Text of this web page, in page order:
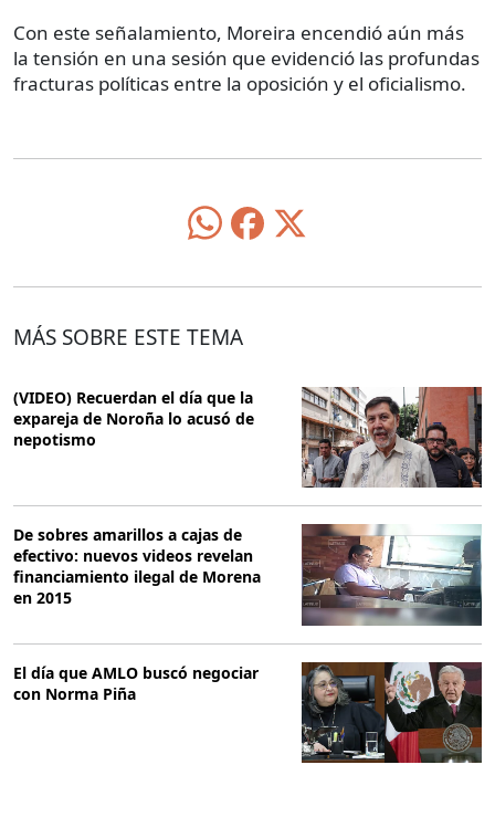
Con este señalamiento, Moreira encendió aún más
la tensión en una sesión que evidenció las profundas
fracturas políticas entre la oposición y el oficialismo.
MÁS SOBRE ESTE TEMA
(VIDEO) Recuerdan el día que la
expareja de Noroña lo acusó de
nepotismo
De sobres amarillos a cajas de
efectivo: nuevos videos revelan
financiamiento ilegal de Morena
en 2015
El día que AMLO buscó negociar
con Norma Piña